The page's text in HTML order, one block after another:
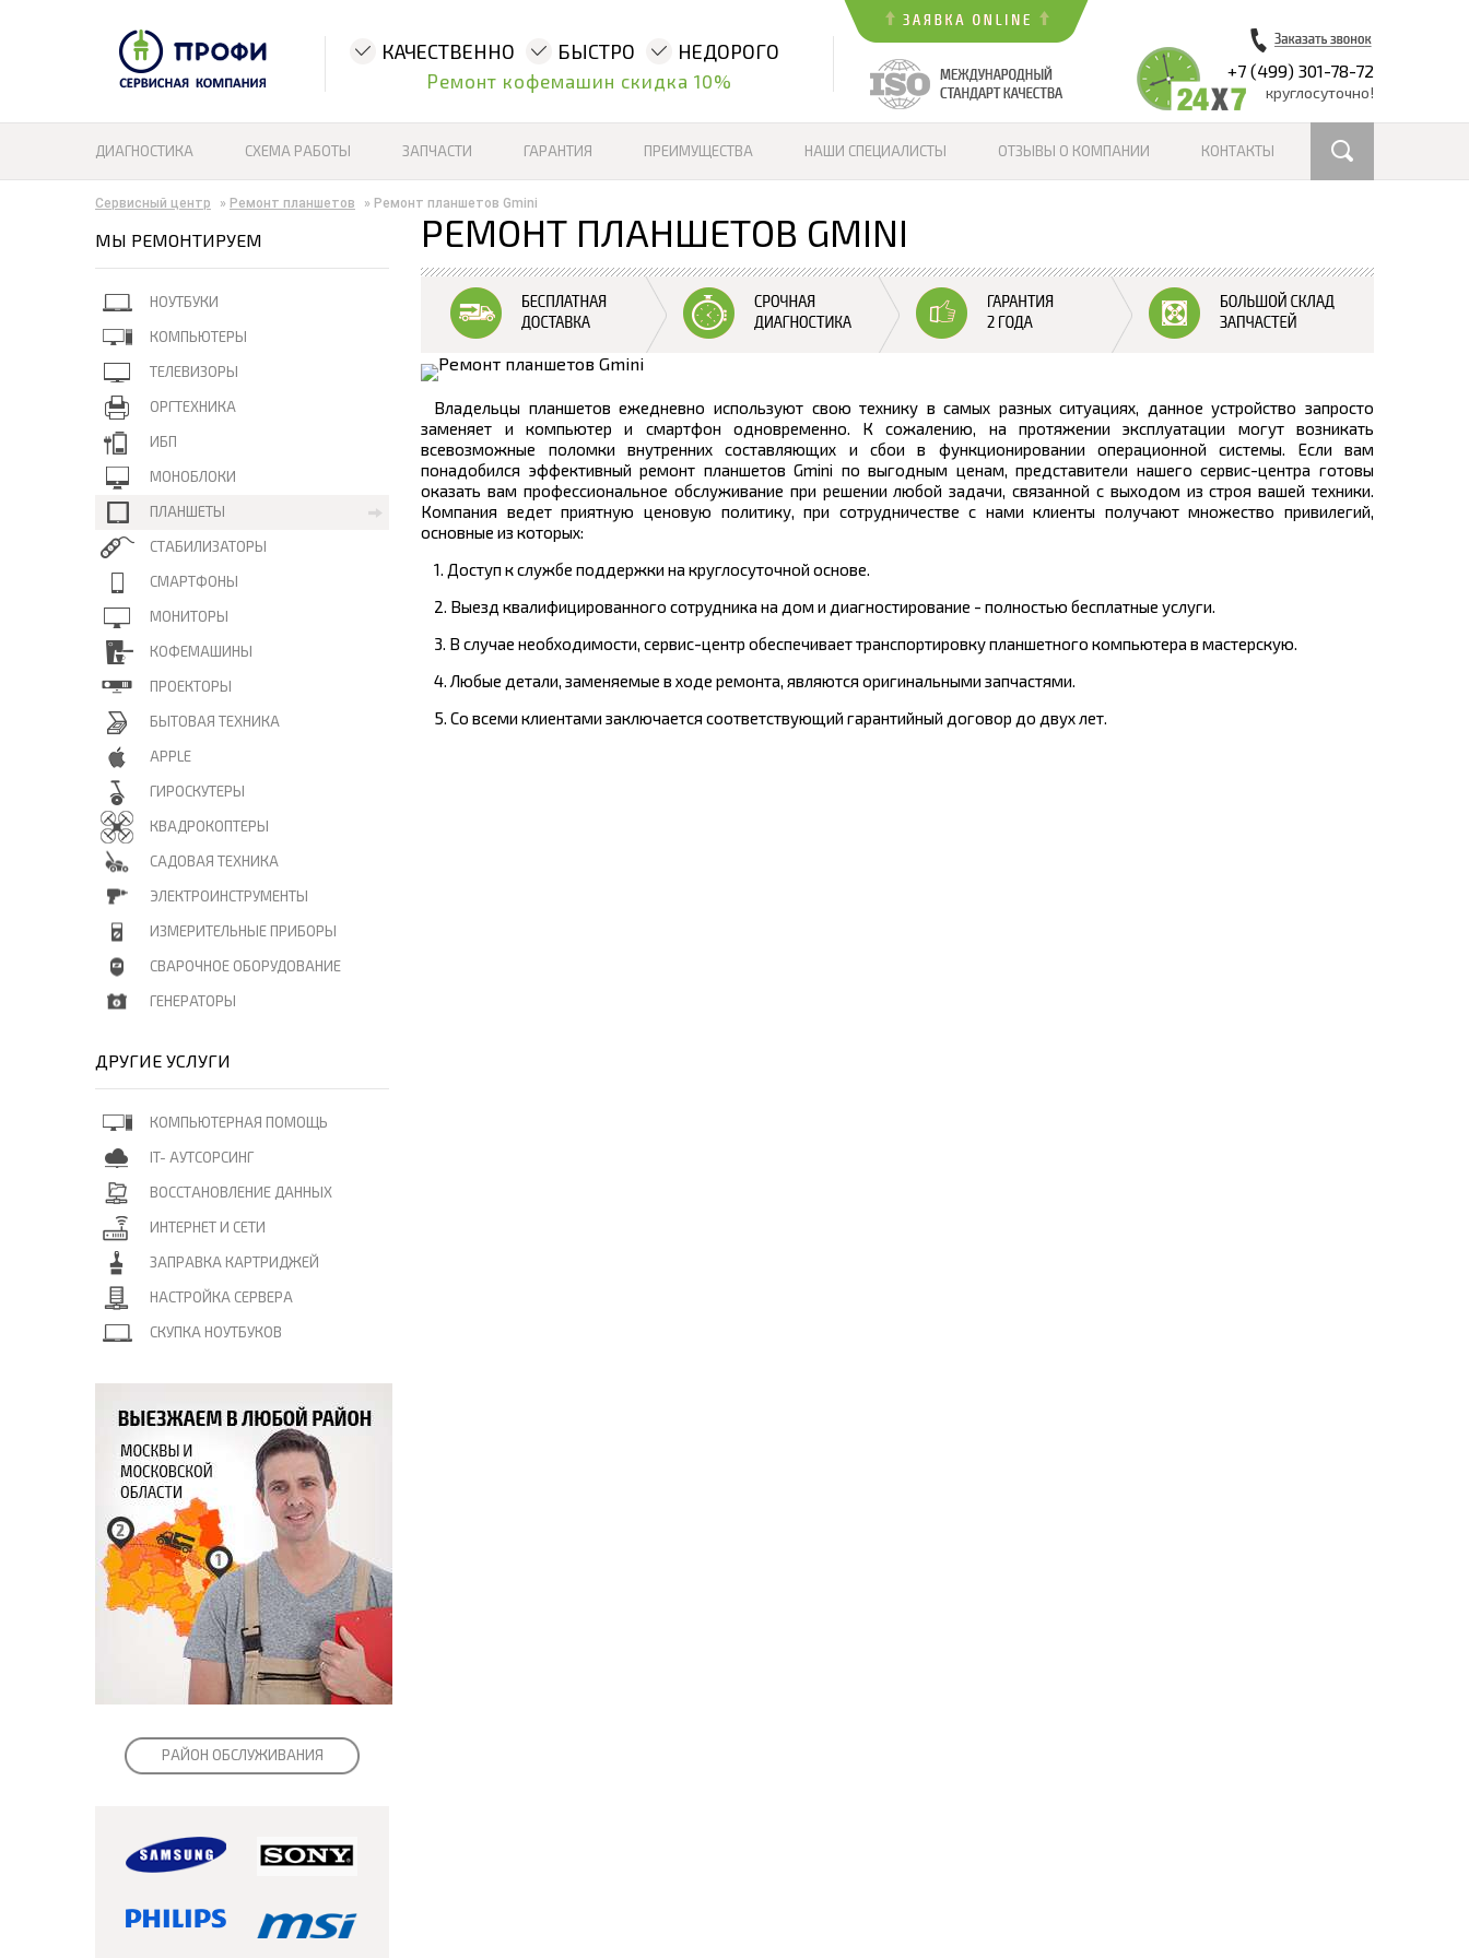
КАЧЕСТВЕННО БЫСТРО НЕДОРОГО
Ремонт кофемашин скидка 10% +7 (499) 301-78-72
круглосуточно!
ДИАГНОСТИКА СХЕМА РАБОТЫ ЗАПЧАСТИ ГАРАНТИЯ ПРЕИМУЩЕСТВА НАШИ СПЕЦИАЛИСТЫ ОТЗЫВЫ О КОМПАНИИ КОНТАКТЫ
Сервисный центр » Ремонт планшетов » Ремонт планшетов Gmini
МЫ РЕМОНТИРУЕМ
НОУТБУКИ
КОМПЬЮТЕРЫ
ТЕЛЕВИЗОРЫ
ОРГТЕХНИКА
ИБП
МОНОБЛОКИ
ПЛАНШЕТЫ
СТАБИЛИЗАТОРЫ
СМАРТФОНЫ
МОНИТОРЫ
КОФЕМАШИНЫ
ПРОЕКТОРЫ
БЫТОВАЯ ТЕХНИКА
APPLE
ГИРОСКУТЕРЫ
КВАДРОКОПТЕРЫ
САДОВАЯ ТЕХНИКА
ЭЛЕКТРОИНСТРУМЕНТЫ
ИЗМЕРИТЕЛЬНЫЕ ПРИБОРЫ
СВАРОЧНОЕ ОБОРУДОВАНИЕ
ГЕНЕРАТОРЫ
ДРУГИЕ УСЛУГИ
КОМПЬЮТЕРНАЯ ПОМОЩЬ
IT- АУТСОРСИНГ
ВОССТАНОВЛЕНИЕ ДАННЫХ
ИНТЕРНЕТ И СЕТИ
ЗАПРАВКА КАРТРИДЖЕЙ
НАСТРОЙКА СЕРВЕРА
СКУПКА НОУТБУКОВ
РАЙОН ОБСЛУЖИВАНИЯ
РЕМОНТ ПЛАНШЕТОВ GMINI
Владельцы планшетов ежедневно используют свою технику в самых разных ситуациях, данное устройство запросто
заменяет и компьютер и смартфон одновременно. К сожалению, на протяжении эксплуатации могут возникать
всевозможные поломки внутренних составляющих и сбои в функционировании операционной системы. Если вам
понадобился эффективный ремонт планшетов Gmini по выгодным ценам, представители нашего сервис-центра готовы
оказать вам профессиональное обслуживание при решении любой задачи, связанной с выходом из строя вашей техники.
Компания ведет приятную ценовую политику, при сотрудничестве с нами клиенты получают множество привилегий,
основные из которых:
1. Доступ к службе поддержки на круглосуточной основе.
2. Выезд квалифицированного сотрудника на дом и диагностирование - полностью бесплатные услуги.
3. В случае необходимости, сервис-центр обеспечивает транспортировку планшетного компьютера в мастерскую.
4. Любые детали, заменяемые в ходе ремонта, являются оригинальными запчастями.
5. Со всеми клиентами заключается соответствующий гарантийный договор до двух лет.